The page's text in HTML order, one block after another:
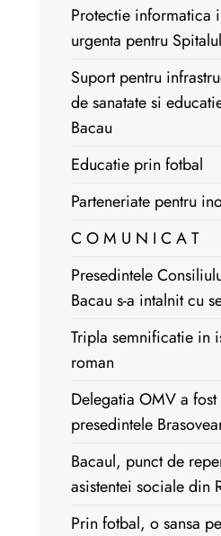
Protectie informatica
urgenta pentru
Suport pentru
de sanatate si
Bacau
Educatie prin fotbal
Parteneriate pentru
C O M U N I C A T
Presedintele
Bacau s-a intalnit cu
Tripla semnificatie in
roman
Delegatia OMV a
presedintele
Bacaul, punct de
asistentei sociale din
Prin fotbal, o sansa